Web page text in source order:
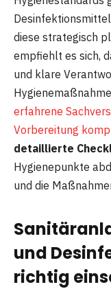
diese strategisch
empfiehlt es sich,
und klare
erfahrene
Vorbereitung
detaillierte
Hygienepunkte
und die
und
richtig